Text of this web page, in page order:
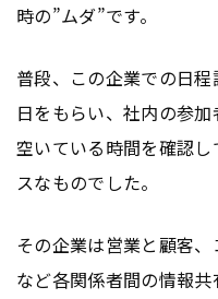
時の”ムダ”です。
普段、この企業での日
日をもらい、社内の参
空いている時間を確認
スなものでした。
その企業は営業と顧客
など各関係者間の情報